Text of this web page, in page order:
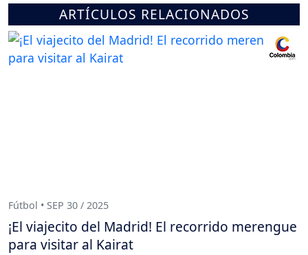
ARTÍCULOS RELACIONADOS
Fútbol • SEP 30 / 2025
¡El viajecito del Madrid! El recorrido merengue
para visitar al Kairat